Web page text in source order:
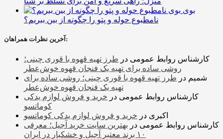
بوی
نامطبوع حوله و پتو را چگونه از بین ببریم؟
آخرین نظرات همراهان:
کارشناس روابط عمومی در طرز تهیه قهوه با قوری چینی؛
روشی ساده برای تهیه یک فنجان قهوه خوش‌عطر
شمیم در طرز تهیه قهوه با قوری چینی؛ روشی ساده برای
تهیه یک فنجان قهوه خوش‌عطر
کارشناس روابط عمومی در خرید و فروش لوازم یدکی
کوماتسو
اکبری در خرید و فروش لوازم یدکی کوماتسو
کارشناس روابط عمومی در بهترین سایت خرید آجیل؛ معرفی
۱۰ برند معتبر آجیل و خشکبار در ایران